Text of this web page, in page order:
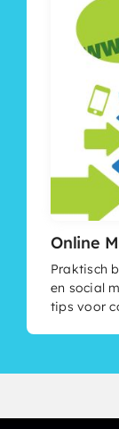
Online
Praktisch
en social
tips voor